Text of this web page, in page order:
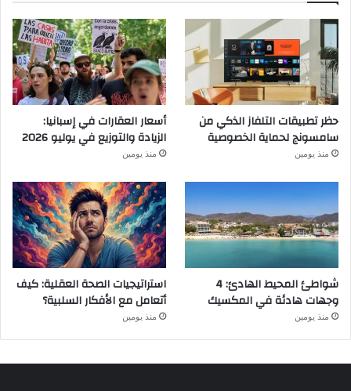
حظر تطبيقات التلفاز الذكي من
سامسونج لحماية الخصوصية
منذ يومين
أسعار العقارات في إسبانيا:
الزيادة والتوزيع في يوليو 2026
منذ يومين
شواطئ المحيط الهادئ: 4
وجهات هادئة في المكسيك
منذ يومين
استراتيجيات الصحة العقلية: كيف
أتعامل مع الأفكار السلبية؟
منذ يومين